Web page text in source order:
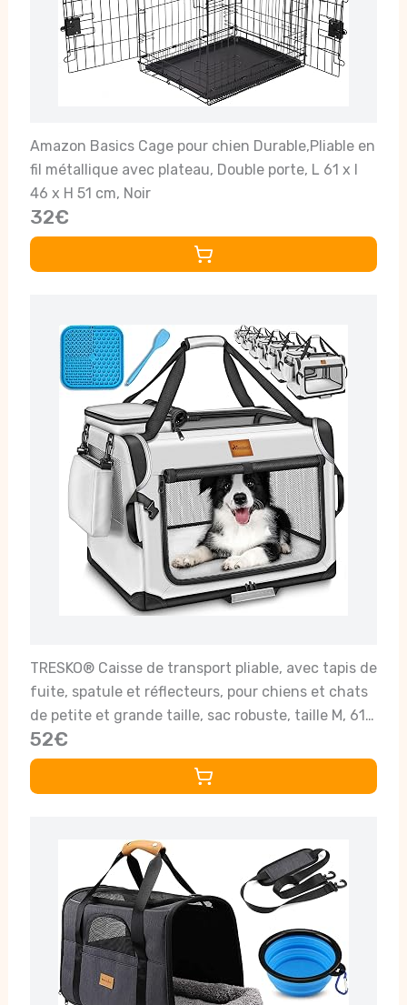
Amazon Basics Cage pour chien Durable,Pliable en
fil métallique avec plateau, Double porte, L 61 x l
46 x H 51 cm, Noir
32€
TRESKO® Caisse de transport pliable, avec tapis de
fuite, spatule et réflecteurs, pour chiens et chats
de petite et grande taille, sac robuste, taille M, 61 x
42 x 42 cm (gris)
52€